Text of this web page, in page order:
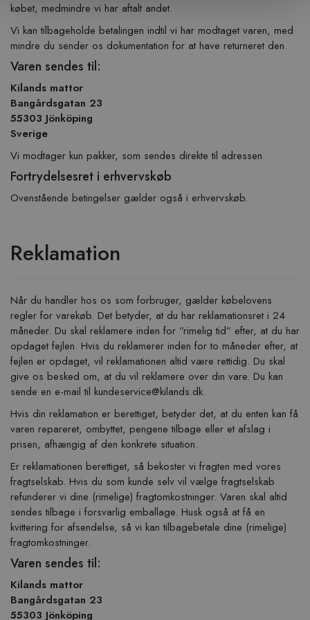
købet, medmindre vi har aftalt andet.
Vi kan tilbageholde betalingen indtil vi har modtaget varen, med
mindre du sender os dokumentation for at have returneret den.
Varen sendes til:
Kilands mattor
Bangårdsgatan 23
55303 Jönköping
Sverige
Vi modtager kun pakker, som sendes direkte til adressen.
Fortrydelsesret i erhvervskøb
Ovenstående betingelser gælder også i erhvervskøb.
Reklamation
Når du handler hos os som forbruger, gælder købelovens
regler for varekøb. Det betyder, at du har reklamationsret i 24
måneder. Du skal reklamere inden for ”rimelig tid” efter, at du har
opdaget fejlen. Hvis du reklamerer inden for to måneder efter, at
fejlen er opdaget, vil reklamationen altid være rettidig. Du skal
give os besked om, at du vil reklamere over din vare. Du kan
sende en e-mail til kundeservice@kilands.dk.
Hvis din reklamation er berettiget, betyder det, at du enten kan få
varen repareret, ombyttet, pengene tilbage eller et afslag i
prisen, afhængig af den konkrete situation.
Er reklamationen berettiget, så bekoster vi fragten med vores
fragtselskab. Hvis du som kunde selv vil vælge fragtselskab
refunderer vi dine (rimelige) fragtomkostninger. Varen skal altid
sendes tilbage i forsvarlig emballage. Husk også at få en
kvittering for afsendelse, så vi kan tilbagebetale dine (rimelige)
fragtomkostninger.
Varen sendes til:
Kilands mattor
Bangårdsgatan 23
55303 Jönköping